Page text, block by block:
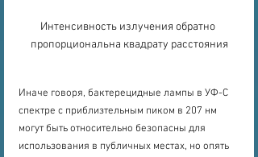
Интенсивность излучения обратно
пропорциональна квадрату расстояния
Иначе говоря, бактерецидные лампы в УФ-С
спектре с приблизтельным пиком в 207 нм
могут быть относительно безопасны для
использования в публичных местах, но опять